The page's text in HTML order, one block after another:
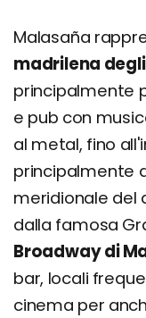
Malasaña
madrilena
principalmente
e pub con
al metal, fino
principalmente
meridionale del
dalla famosa
Broadway di
bar, locali
cinema per